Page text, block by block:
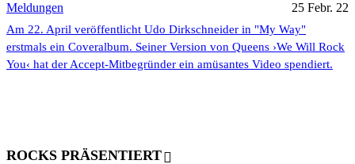
Meldungen 25 Febr. 22
Am 22. April veröffentlicht Udo Dirkschneider in "My Way"
erstmals ein Coveralbum. Seiner Version von Queens ›We Will Rock
You‹ hat der Accept-Mitbegründer ein amüsantes Video spendiert.
ROCKS PRÄSENTIERT